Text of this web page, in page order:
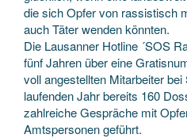
die sich Opfer von rassistisch
auch Täter wenden könnten.
Die Lausanner Hotline ´SOS
fünf Jahren über eine
voll angestellten Mitarbeiter
laufenden Jahr bereits 160
zahlreiche Gespräche mit
Amtspersonen geführt.